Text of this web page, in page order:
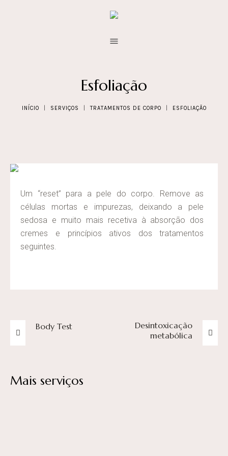
Esfoliação
INÍCIO SERVIÇOS TRATAMENTOS DE CORPO ESFOLIAÇÃO
Um “reset” para a pele do corpo. Remove as
células mortas e impurezas, deixando a pele
sedosa e muito mais recetiva à absorção dos
cremes e princípios ativos dos tratamentos
seguintes.
Body Test
Desintoxicação
metabólica